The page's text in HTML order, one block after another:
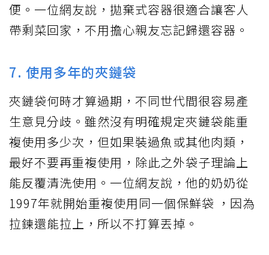
便。一位網友說，拋棄式容器很適合讓客人
帶剩菜回家，不用擔心親友忘記歸還容器。
7. 使用多年的夾鏈袋
夾鏈袋何時才算過期，不同世代間很容易產
生意見分歧。雖然沒有明確規定夾鏈袋能重
複使用多少次，但如果裝過魚或其他肉類，
最好不要再重複使用，除此之外袋子理論上
能反覆清洗使用。一位網友說，他的奶奶從
1997年就開始重複使用同一個保鮮袋 ，因為
拉鍊還能拉上，所以不打算丟掉。